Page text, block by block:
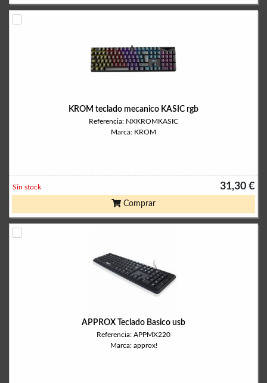
KROM teclado mecanico KASIC rgb
Referencia: NXKROMKASIC
Marca: KROM
31,30 €
Sin stock
Comprar
APPROX Teclado Basico usb
Referencia: APPMX220
Marca: approx!